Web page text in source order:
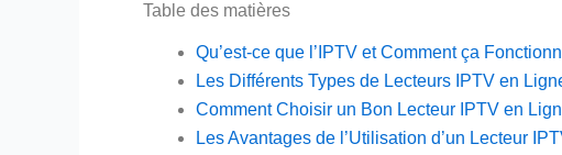
Table des matières
Qu’est-ce que l’IPTV et Comment ça
Les Différents Types de Lecteurs IPTV en
Comment Choisir un Bon Lecteur IPTV en
Les Avantages de l’Utilisation d’un Lecteur